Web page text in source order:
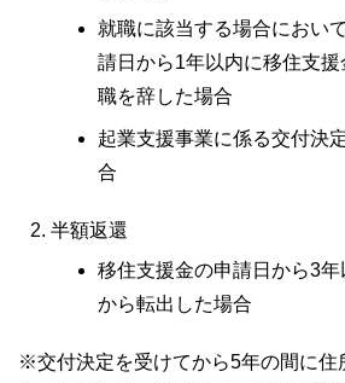
就職に該当する場合におい
請日から1年以内に移住支
職を辞した場合
起業支援事業に係る交付決
合
半額返還
移住支援金の申請日から3
から転出した場合
※交付決定を受けてから5年の間に住